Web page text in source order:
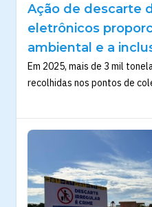
Ação de descarte
eletrônicos
ambiental e a
Em 2025, mais de 3 mil
recolhidas nos pontos de